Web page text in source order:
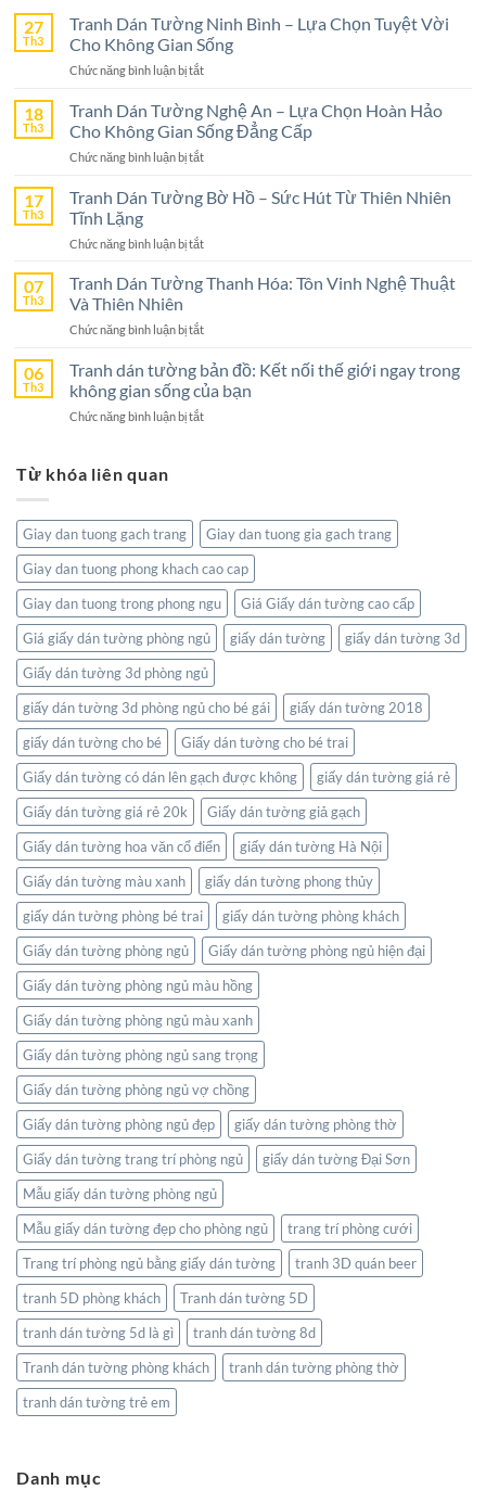
27
Th3
Tranh Dán Tường Ninh Bình – Lựa Chọn Tuyệt Vời
Cho Không Gian Sống
Chức năng bình luận bị tắtở
Dán
Tường
Ninh
Bình
Lựa
Không
Sống
18
Th3
Tranh Dán Tường Nghệ An – Lựa Chọn Hoàn Hảo
Cho Không Gian Sống Đẳng Cấp
Chức năng bình luận bị tắtở
Dán
An
Lựa
Không
Gian
Sống
17
Th3
Tranh Dán Tường Bờ Hồ – Sức Hút Từ Thiên Nhiên
Tĩnh Lặng
Chức năng bình luận bị tắtở
Dán
Hồ
Sức
Hút
07
Th3
Tranh Dán Tường Thanh Hóa: Tôn Vinh Nghệ Thuật
Và Thiên Nhiên
Chức năng bình luận bị tắtở
Dán
Tường
Hóa:
Thiên
Nhiên
06
Th3
Tranh dán tường bản đồ: Kết nối thế giới ngay trong
không gian sống của bạn
Chức năng bình luận bị tắtở
Kết
nối
giới
ngay
trong
không
gian
sống
của
bạn
Từ khóa liên quan
Giay dan tuong gach trang
Giay dan tuong gia gach trang
Giay dan tuong phong khach cao cap
Giay dan tuong trong phong ngu
Giá Giấy dán tường cao cấp
Giá giấy dán tường phòng ngủ
giấy dán tường
giấy dán tường 3d
Giấy dán tường 3d phòng ngủ
giấy dán tường 3d phòng ngủ cho bé gái
giấy dán tường 2018
giấy dán tường cho bé
Giấy dán tường cho bé trai
Giấy dán tường có dán lên gạch được không
giấy dán tường giá rẻ
Giấy dán tường giá rẻ 20k
Giấy dán tường giả gạch
Giấy dán tường hoa văn cổ điển
giấy dán tường Hà Nội
Giấy dán tường màu xanh
giấy dán tường phong thủy
giấy dán tường phòng bé trai
giấy dán tường phòng khách
Giấy dán tường phòng ngủ
Giấy dán tường phòng ngủ hiện đại
Giấy dán tường phòng ngủ màu hồng
Giấy dán tường phòng ngủ màu xanh
Giấy dán tường phòng ngủ sang trọng
Giấy dán tường phòng ngủ vợ chồng
Giấy dán tường phòng ngủ đẹp
giấy dán tường phòng thờ
Giấy dán tường trang trí phòng ngủ
giấy dán tường Đại Sơn
Mẫu giấy dán tường phòng ngủ
Mẫu giấy dán tường đẹp cho phòng ngủ
trang trí phòng cưới
Trang trí phòng ngủ bằng giấy dán tường
tranh 3D quán beer
tranh 5D phòng khách
Tranh dán tường 5D
tranh dán tường 5d là gì
tranh dán tường 8d
Tranh dán tường phòng khách
tranh dán tường phòng thờ
tranh dán tường trẻ em
Danh mục